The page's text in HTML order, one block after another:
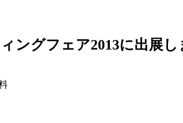
ングフェア2013に出展し